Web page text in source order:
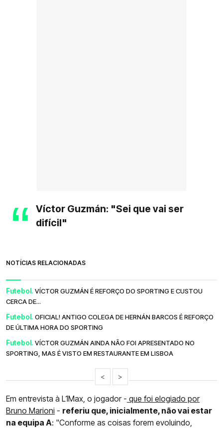
Víctor Guzmán: "Sei que vai ser
difícil"
NOTÍCIAS RELACIONADAS
Futebol. VÍCTOR GUZMÁN É REFORÇO DO SPORTING E CUSTOU
CERCA DE...
Futebol. OFICIAL! ANTIGO COLEGA DE HERNÁN BARCOS É REFORÇO
DE ÚLTIMA HORA DO SPORTING
Futebol. VÍCTOR GUZMÁN AINDA NÃO FOI APRESENTADO NO
SPORTING, MAS É VISTO EM RESTAURANTE EM LISBOA
< >
Em entrevista à L1Max, o jogador - que foi elogiado por
Bruno Marioni - referiu que, inicialmente, não vai estar
na equipa A: "Conforme as coisas forem evoluindo,